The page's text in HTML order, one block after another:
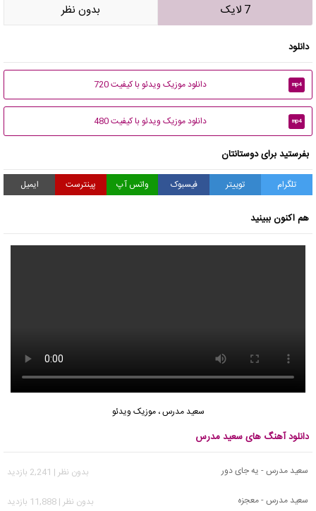
7 لایک بدون نظر
دانلود
mp4 دانلود موزیک ویدئو با کیفیت 720
mp4 دانلود موزیک ویدئو با کیفیت 480
بفرستید برای دوستانتان
تلگرام توییتر فیسبوک واتس آپ پینترست ایمیل
هم اکنون ببینید
سعید مدرس،موزیک ویدئو
دانلود آهنگ های سعید مدرس
سعید مدرس - یه جای دور
بدون نظر | 2,241 بازدید
سعید مدرس - معجزه
بدون نظر | 11,888 بازدید